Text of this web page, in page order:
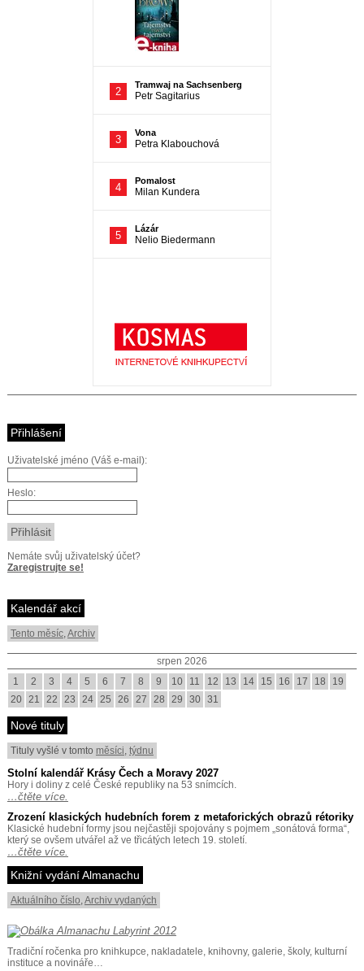
Přihlášení
Uživatelské jméno (Váš e-mail):
Heslo:
Nemáte svůj uživatelský účet?
Zaregistrujte se!
Kalendář akcí
Tento měsíc,Archiv
srpen 2026
1
2 3 4 5 6 7 8 9 10 11 12 13 14 15 16 17 18
19
20 21 22 23 24 25 26 27 28 29 30 31
Nové tituly
Tituly vyšlé v tomto měsíci, týdnu
Stolní kalendář Krásy Čech a Moravy 2027
Hory i doliny z celé České republiky na 53 snímcích.
…čtěte více.
Zrození klasických hudebních forem z metaforických obrazů rétoriky
Klasické hudební formy jsou nejčastěji spojovány s pojmem „sonátová forma“,
který se ovšem utvářel až ve třicátých letech 19. století.
…čtěte více.
Knižní vydání Almanachu
Aktuálního číslo,Archiv vydaných
Tradiční ročenka pro knihkupce, nakladatele, knihovny, galerie, školy, kulturní
instituce a novináře…